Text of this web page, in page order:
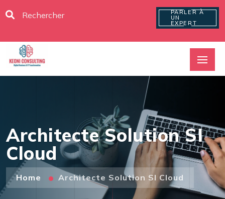
PARLER À
UN
EXPERT
Architecte Solution SI
Cloud
Home Architecte Solution SI Cloud